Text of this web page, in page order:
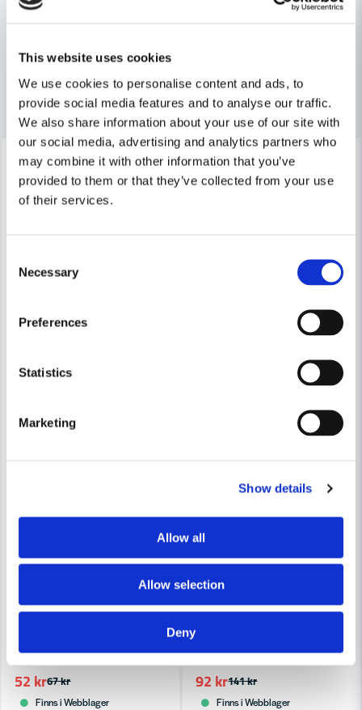
This website uses cookies
We use cookies to personalise content and ads, to
provide social media features and to analyse our traffic.
We also share information about your use of our site with
our social media, advertising and analytics partners who
may combine it with other information that you’ve
provided to them or that they’ve collected from your use
of their services.
Selection
Necessary
Preferences
Statistics
Marketing
Show details
Allow all
Allow selection
Deny
Mejladress
Ja, ni får publicera min fråga
Andra produkter i kategorin
STANLEY WORKS
Stanley 0-28-500 Fönsterskrapa / Glasskrapa
67 kr
52 kr
Finns i Webblager
-22%
STANLEY WORKS
141 kr
92 kr
Finns i Webblager
-35%